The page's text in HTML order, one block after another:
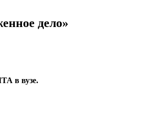
дело»
в вузе.